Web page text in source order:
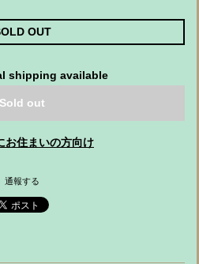
OUT
shipping available
Sold out
お住まいの方向け
通報する